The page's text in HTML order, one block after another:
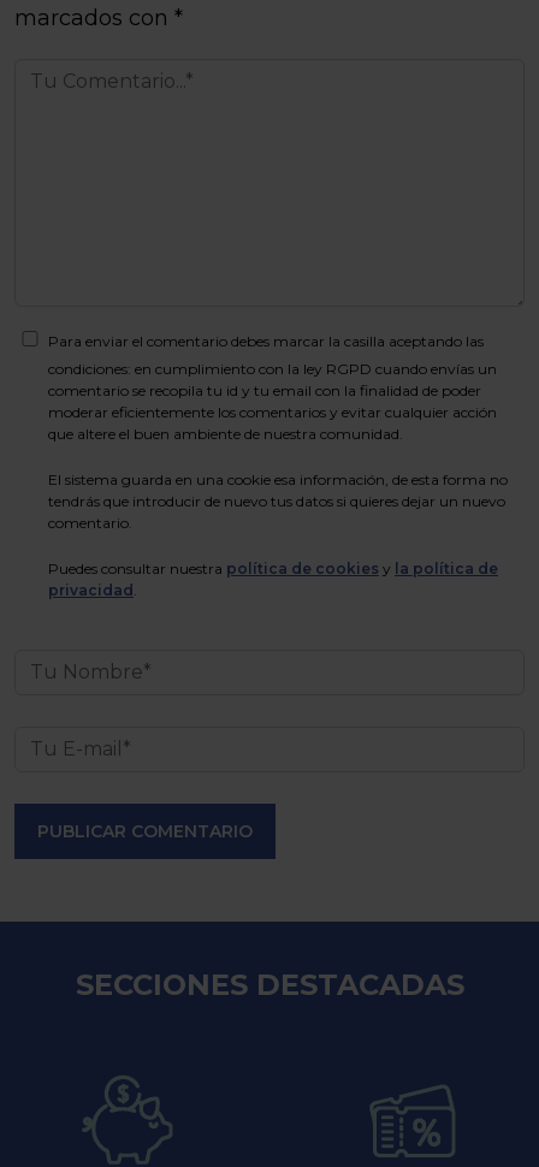
marcados con *
Para enviar el comentario debes marcar la casilla aceptando las
condiciones: en cumplimiento con la ley RGPD cuando envías un
comentario se recopila tu id y tu email con la finalidad de poder
moderar eficientemente los comentarios y evitar cualquier acción
que altere el buen ambiente de nuestra comunidad.
El sistema guarda en una cookie esa información, de esta forma no
tendrás que introducir de nuevo tus datos si quieres dejar un nuevo
comentario.
Puedes consultar nuestra política de cookies y la política de
privacidad
PUBLICAR COMENTARIO
SECCIONES DESTACADAS